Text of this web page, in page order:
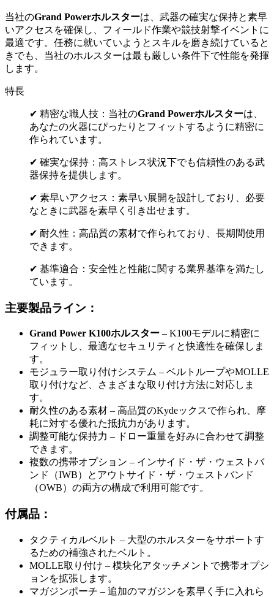
当社のGrand Powerホルスターは、武器の確実な保持と素早
いアクセスを確保し、フィールド作業や競技射撃イベントに
最適です。任務に就いていようとスキルを磨き続けていると
きでも、当社のホルスターは最も厳しい条件下で性能を発揮
します。
特長
✔ 精密な職人技：当社のGrand Powerホルスターは、
あなたの火器にぴったりとフィットするように精密に
作られています。
✔ 確実な保持：高ストレス状況下でも信頼性のある武
器保持を提供します。
✔ 素早いアクセス：素早い展開を設計しており、必要
なときに武器を素早く引き出せます。
✔ 耐久性：高品質の素材で作られており、長期間使用
できます。
✔ 基準適合：安全性と性能に関する業界基準を満たし
ています。
主要製品ライン：
Grand Power K100ホルスター – K100モデルに精密に
フィットし、最適なセキュリティと快適性を確保しま
す。
モジュラー取り付けシステム – ベルトループやMOLLE
取り付けなど、さまざまな取り付け方法に対応しま
す。
耐久性のある素材 – 高品質のKydeックスで作られ、摩
耗に対する優れた抵抗力があります。
調整可能な保持力 – ドロー重量を好みに合わせて調整
できます。
複数の携帯オプション – インサイド・ザ・ウェストバ
ンド（IWB）とアウトサイド・ザ・ウェストバンド
（OWB）の両方の構成で利用可能です。
付属品：
タクティカルベルト – 大型のホルスターをサポートす
るための補強されたベルト。
MOLLE取り付け – 模块化アタッチメントで携帯オプシ
ョンを拡張します。
マガジンポーチ – 追加のマガジンを素早く手に入れら